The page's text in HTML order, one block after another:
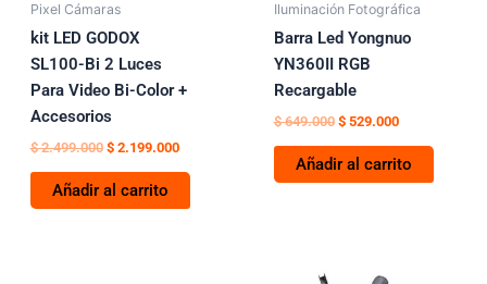
Pixel Cámaras
kit LED GODOX
SL100-Bi 2 Luces
Para Video Bi-Color +
Accesorios
$2.499.000 $2.199.000
Añadir al carrito
Iluminación Fotográfica
Barra Led Yongnuo
YN360II RGB
Recargable
$649.000 $529.000
Añadir al carrito